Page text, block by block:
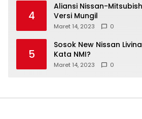
4
Aliansi Nissan-
Versi Mungil
Maret 14, 2023 0
5
Sosok New Nissan
Kata NMI?
Maret 14, 2023 0